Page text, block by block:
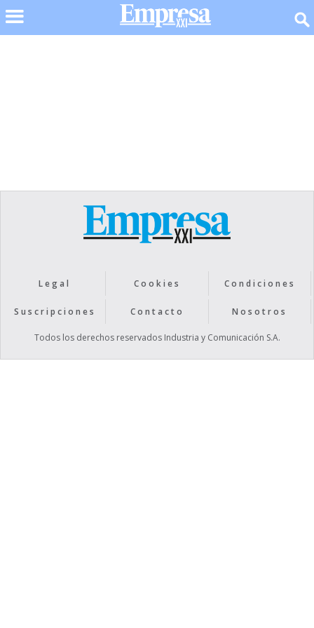
Legal Cookies Condiciones
Suscripciones Contacto Nosotros
Todos los derechos reservados Industria y Comunicación S.A.